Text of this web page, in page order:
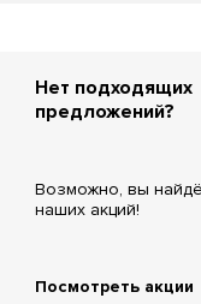
Нет подходящих
предложений?
Возможно, вы
наших акций!
Посмотреть акции